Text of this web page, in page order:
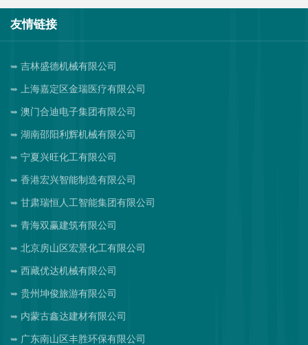
友情链接
吉林盛德机械有限公司
上海嘉定区金瑞医疗有限公司
澳门合迪电子集团有限公司
湖南邵阳利辉机械有限公司
宁夏兴旺化工有限公司
香港宏兴智能制造有限公司
甘肃瑞恒人工智能集团有限公司
青海双赢建筑有限公司
北京房山区宏景化工有限公司
西藏优达机械有限公司
贵州坤俊旅游有限公司
内蒙古鑫达建材有限公司
广东南山区丰胜环保有限公司